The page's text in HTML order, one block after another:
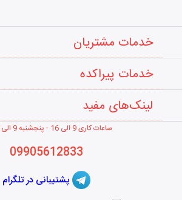
خدمات مشتریان
خدمات پیراکده
لینک‌های مفید
ساعات کاری 9 الی 16 - پنجشنبه 9 الی 12
09905612833
پشتیبانی در تلگرام